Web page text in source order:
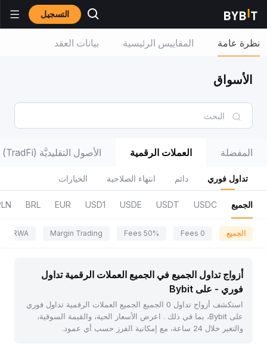
التسجيل
نظرة عامة المقاييس الرئيسية بيانات العقد
الأسواق
المفضلة العملات الرقمية الأصول التقليديَّة (TradFi)
تداول فوري دائم انتهاء الصلاحية الخيارات
الجميع USDC
USDT
USDE
USD1
EUR
BRL
الجميع 0 Fees
50% Fees
Margin Trading
RWA
أزواج تداول الجميع في الجميع العملات الرقمية تداول
فوري - على Bybit
استكشف أزواج تداول 0 الجميع الجميع العملات الرقمية تداول فوري
على Bybit، بما في ذلك . اعرض الأسعار الحية، والقيمة السوقية،
والتغير خلال 24 ساعة، مع إمكانية الفرز حسب أي عمود.